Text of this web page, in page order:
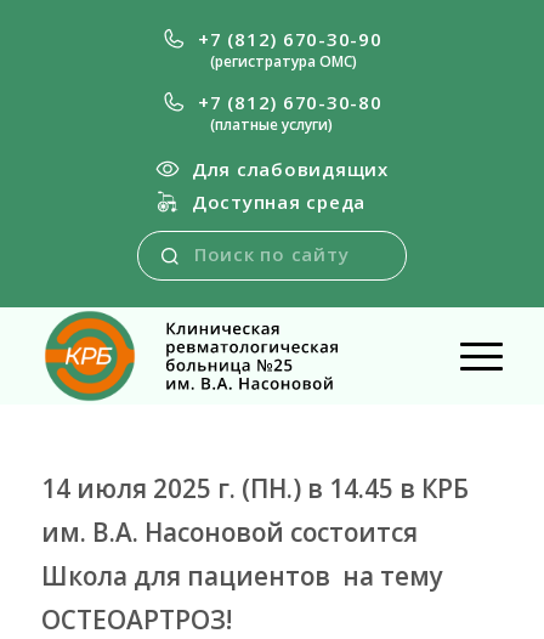
+7 (812) 670-30-90
(регистратура ОМС)
+7 (812) 670-30-80
(платные услуги)
Для слабовидящих
Доступная среда
14 июля 2025 г. (ПН.) в 14.45 в КРБ
им. В.А. Насоновой состоится
Школа для пациентов на тему
ОСТЕОАРТРОЗ!